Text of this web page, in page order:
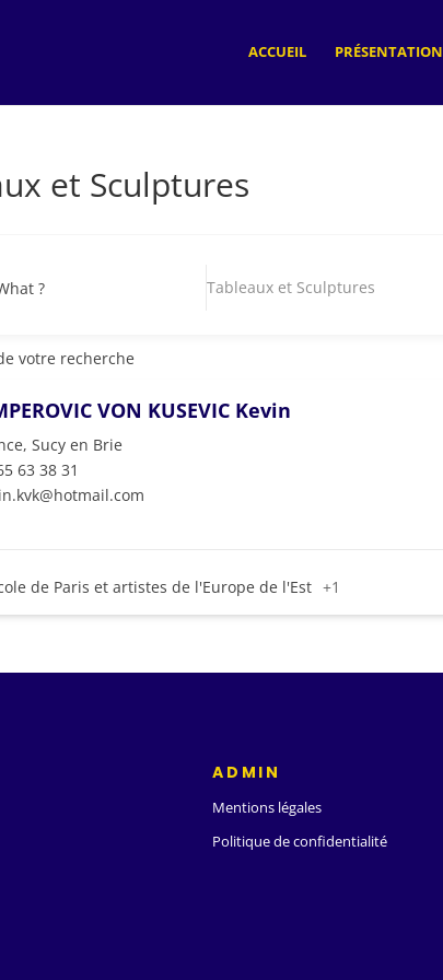
ACCUEIL PRÉSENTATION
et Sculptures
? Tableaux et Sculptures
votre recherche
VON KUSEVIC Kevin
,Sucy en Brie
63 38 31
de Paris et artistes de l'Europe de l'Est +1
ADMIN
Mentions légales
Politique de confidentialité